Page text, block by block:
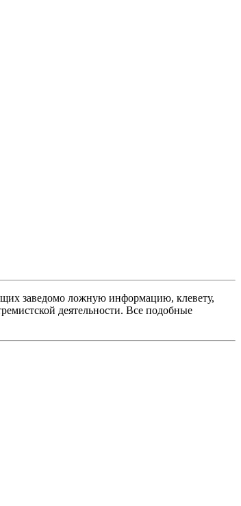
заведомо ложную информацию, клевету,
деятельности. Все подобные